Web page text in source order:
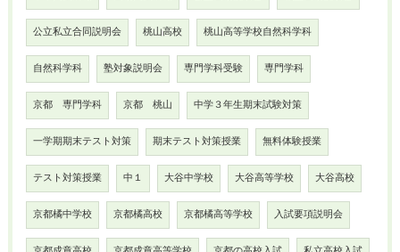
公立私立合同説明会 桃山高校 桃山高等学校自然科学科
自然科学科 塾対象説明会 専門学科受験 専門学科
京都 専門学科 京都 桃山 中学３年生期末試験対策
一学期期末テスト対策 期末テスト対策授業 無料体験授業
テスト対策授業 中１ 大谷中学校 大谷高等学校 大谷高校
京都橘中学校 京都橘高校 京都橘高等学校 入試要項説明会